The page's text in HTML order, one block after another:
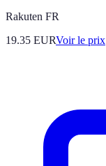
Rakuten FR
19.35 EURVoir le prix